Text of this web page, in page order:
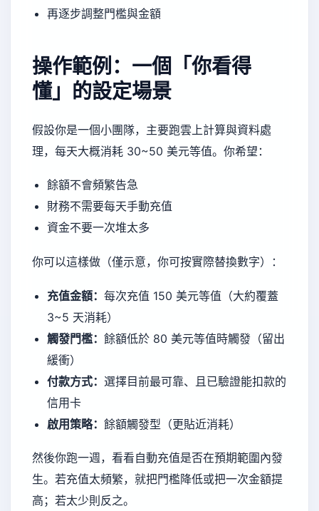
再逐步調整門檻與金額
操作範例：一個「你看得
懂」的設定場景
假設你是一個小團隊，主要跑雲上計算與資料處
理，每天大概消耗 30~50 美元等值。你希望：
餘額不會頻繁告急
財務不需要每天手動充值
資金不要一次堆太多
你可以這樣做（僅示意，你可按實際替換數字）：
充值金額： 每次充值 150 美元等值（大約覆蓋
3~5 天消耗）
觸發門檻： 餘額低於 80 美元等值時觸發（留出
緩衝）
付款方式： 選擇目前最可靠、且已驗證能扣款的
信用卡
啟用策略： 餘額觸發型（更貼近消耗）
然後你跑一週，看看自動充值是否在預期範圍內發
生。若充值太頻繁，就把門檻降低或把一次金額提
高；若太少則反之。